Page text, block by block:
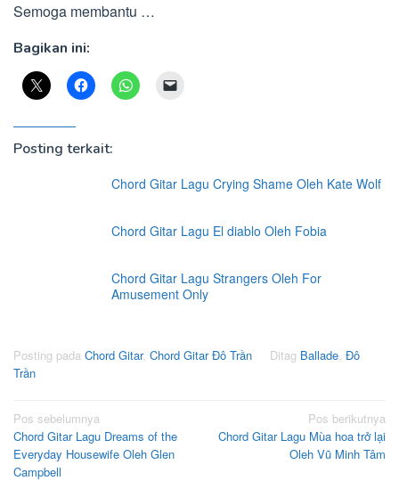
Semoga membantu …
Bagikan ini:
Posting terkait:
Chord Gitar Lagu Crying Shame Oleh Kate Wolf
Chord Gitar Lagu El diablo Oleh Fobia
Chord Gitar Lagu Strangers Oleh For
Amusement Only
Posting pada Chord Gitar, Chord Gitar Đô Trần Ditag Ballade, Đô
Trần
Navigasi
pos
Pos sebelumnya
Chord Gitar Lagu Dreams of the
Everyday Housewife Oleh Glen
Campbell
Pos berikutnya
Chord Gitar Lagu Mùa hoa trở lại
Oleh Vũ Minh Tâm